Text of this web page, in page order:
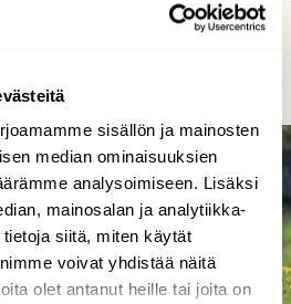
sisällön ja mainosten
median ominaisuuksien
analysoimiseen. Lisäksi
mainosalan ja analytiikka-
siitä, miten käytät
voivat yhdistää näitä
olet antanut heille tai joita on